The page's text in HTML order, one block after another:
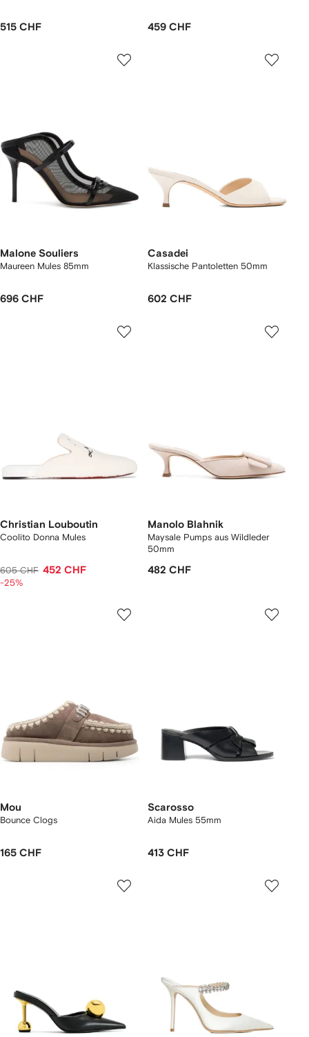
515 CHF 459 CHF
Malone Souliers
Maureen Mules 85mm
696 CHF
Casadei
Klassische Pantoletten 50mm
602 CHF
Christian Louboutin
Coolito Donna Mules
605 CHF 452 CHF
-25%
Manolo Blahnik
Maysale Pumps aus Wildleder
50mm
482 CHF
Mou
Bounce Clogs
165 CHF
Scarosso
Aida Mules 55mm
413 CHF